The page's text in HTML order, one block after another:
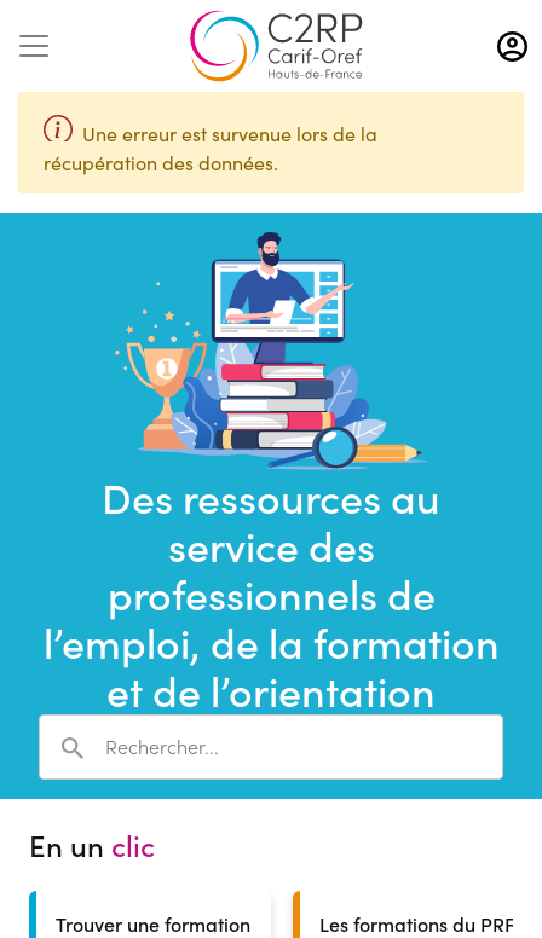
Aller
au
contenu
Une erreur est survenue lors de la
récupération des données.
Des ressources au
service des
professionnels de
l’emploi, de la formation
et de l’orientation
Saisir
une
recherche
En un clic
Trouver une formation
Les formations du PRF